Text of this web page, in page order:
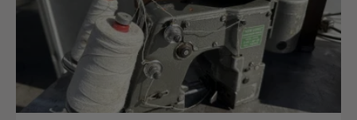
Vindeți-vă mașina!
Căutați pe tip
Ultimele mașini văzute